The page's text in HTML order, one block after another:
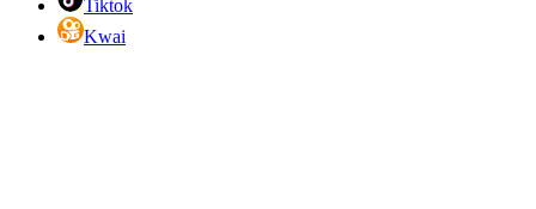
Tiktok
Kwai